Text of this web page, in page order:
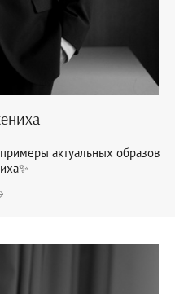
актуальных образов